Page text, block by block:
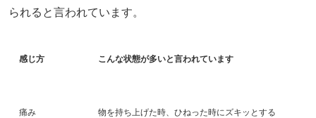
られると言われています。
感じ方 こんな状態が多いと言われています
痛み 物を持ち上げた時、ひねった時にズキッとする